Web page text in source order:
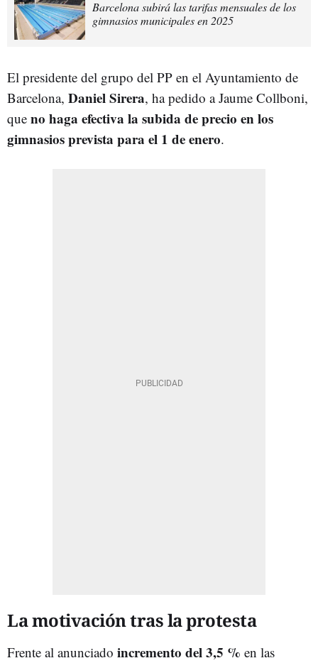
Barcelona subirá las tarifas mensuales de los
gimnasios municipales en 2025
El presidente del grupo del PP en el Ayuntamiento de
Barcelona, Daniel Sirera, ha pedido a Jaume Collboni,
que no haga efectiva la subida de precio en los
gimnasios prevista para el 1 de enero.
La motivación tras la protesta
Frente al anunciado incremento del 3,5 % en las